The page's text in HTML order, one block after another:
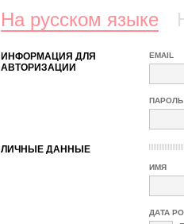
На русском языке
ИНФОРМАЦИЯ ДЛЯ
АВТОРИЗАЦИИ
EMAIL
ПАРОЛЬ
ЛИЧНЫЕ ДАННЫЕ
ИМЯ
ДАТА